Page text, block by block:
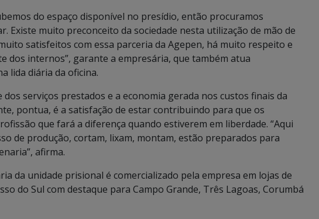
do espaço disponível no presídio, então procuramos
Existe muito preconceito da sociedade nesta utilização de mão de
satisfeitos com essa parceria da Agepen, há muito respeito e
dos internos”, garante a empresária, que também atua
lida diária da oficina.
dos serviços prestados e a economia gerada nos custos finais da
pontua, é a satisfação de estar contribuindo para que os
que fará a diferença quando estiverem em liberdade. “Aqui
de produção, cortam, lixam, montam, estão preparados para
afirma.
da unidade prisional é comercializado pela empresa em lojas de
do Sul com destaque para Campo Grande, Três Lagoas, Corumbá